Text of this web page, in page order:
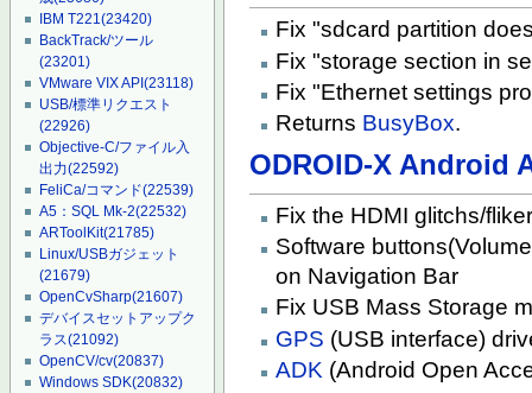
IBM T221(23420)
BackTrack/ツール
(23201)
VMware VIX API(23118)
USB/標準リクエスト
(22926)
Objective-C/ファイル入
出力(22592)
FeliCa/コマンド(22539)
A5：SQL Mk-2(22532)
ARToolKit(21785)
Linux/USBガジェット
(21679)
OpenCvSharp(21607)
デバイスセットアップク
ラス(21092)
OpenCV/cv(20837)
Windows SDK(20832)
Fix "sdcard partition
Fix "storage section in
Fix "Ethernet settings
Returns BusyBox.
ODROID-X Android
Fix the HDMI glitchs/
Software
on Navigation Bar
Fix USB Mass Storage
GPS (USB interface)
ADK (Android Open